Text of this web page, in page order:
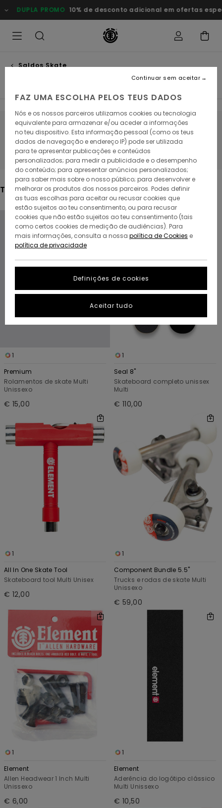
para
a
produtos
10% de desconto adicional em ofertas especiais Poupa
Saldos Skate
Fica atento/a, os produtos voltam em
breve
Também poderás gostar
Avançar
procurar
critérios
Avançar
ordenar
1
Premium
Rolamentos de skate Multi
Unissexo
€ 15,00
1
Seal 8"
Skateboard completo unissex
Multi
€ 110,00
1
All In One Skate Tool
Skateboard tool Multi Unisex
€ 12,00
1
Component Bundle 5.5"
Trucks e rodas de skate Multi
Unissexo
€ 59,00
1
Element
Allen Headwear 1 Inch Multi
Unissexo
€ 6,00
1
Element
Aderência do logótipo clássico
Multi Unissexo
€ 10,50
FAZ UMA ESCOLHA PELOS TEUS DADOS
Nós e os nossos parceiros utilizamos cookies ou tecnologia
equivalente para armazenar e/ou aceder a informações
no teu dispositivo. Esta informação pessoal (como os teus
dados de navegação e endereço IP) pode ser utilizada
para te apresentar publicações e conteúdos
personalizados; para medir a publicidade e o desempenho
do conteúdo; para apresentar anúncios personalizados;
para saber mais sobre o nosso público; para desenvolver e
melhorar os produtos dos nossos parceiros. Podes definir
as tuas escolhas para aceitar ou recusar cookies que
estão sujeitos ao teu consentimento, ou para recusar
cookies que não estão sujeitos ao teu consentimento (tais
como certos cookies de medição de audiências). Para
mais informações, consulta a nossa política de Cookies e
política de privacidade
Definições de cookies
Continuar sem aceitar
Aceitar tudo